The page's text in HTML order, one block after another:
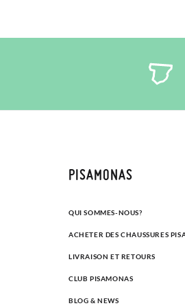
PISAMONAS
QUI SOMMES-NOUS?
ACHETER DES CHAUSSURES
LIVRAISON ET RETOURS
CLUB PISAMONAS
BLOG & NEWS